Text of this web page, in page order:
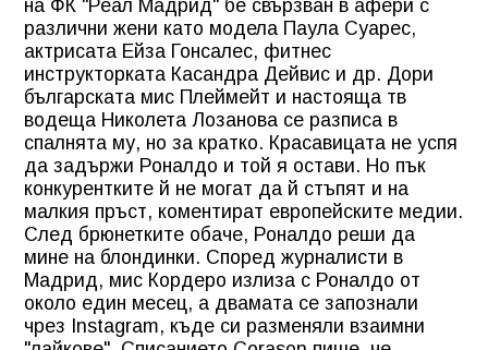
на ФК "Реал Мадрид" бе свързван в афери с
различни жени като модела Паула Суарес,
актрисата Ейза Гонсалес, фитнес
инструкторката Касандра Дейвис и др. Дори
българската мис Плеймейт и настояща тв
водеща Николета Лозанова се разписа в
спалнята му, но за кратко. Красавицата не успя
да задържи Роналдо и той я остави. Но пък
конкурентките й не могат да й стъпят и на
малкия пръст, коментират европейските медии.
След брюнетките обаче, Роналдо реши да
мине на блондинки. Според журналисти в
Мадрид, мис Кордеро излиза с Роналдо от
около един месец, а двамата се запознали
чрез Instagram, къде си разменяли взаимни